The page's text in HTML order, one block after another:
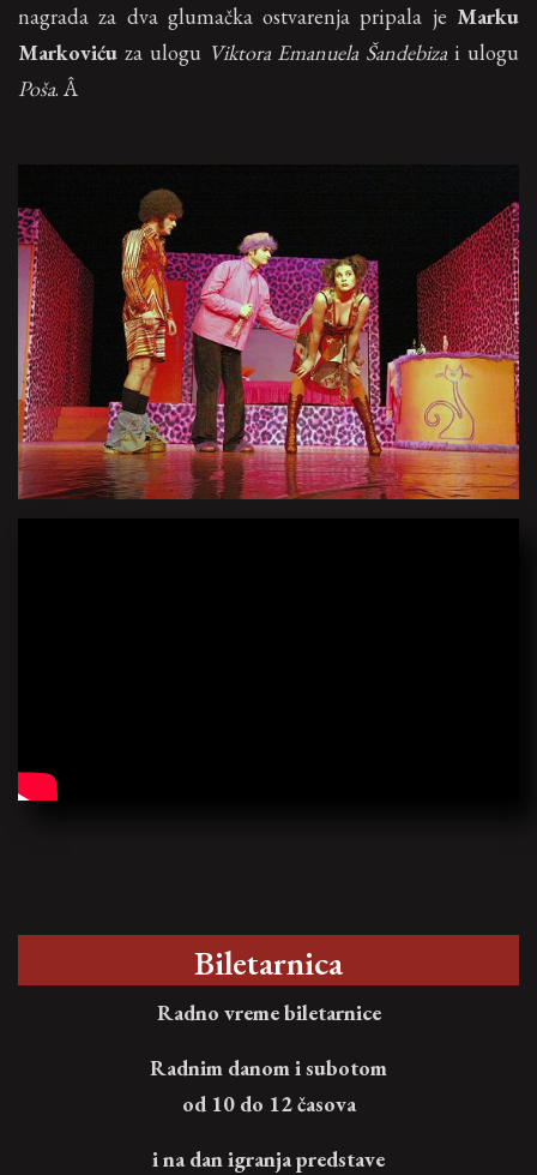
nagrada za dva glumačka ostvarenja pripala je Marku
Markoviću za ulogu Viktora Emanuela Šandebizai ulogu
Poša. Â
Biletarnica
Radno vreme biletarnice
Radnim danom i subotom
od 10 do 12 časova
i na dan igranja predstave